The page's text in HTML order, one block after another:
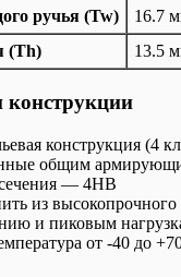
ручья (Tw)
16.7
(Th)
13.5
конструкции
конструкция (4
общим
— 4HB
из высокопрочного
и пиковым
от -40 до